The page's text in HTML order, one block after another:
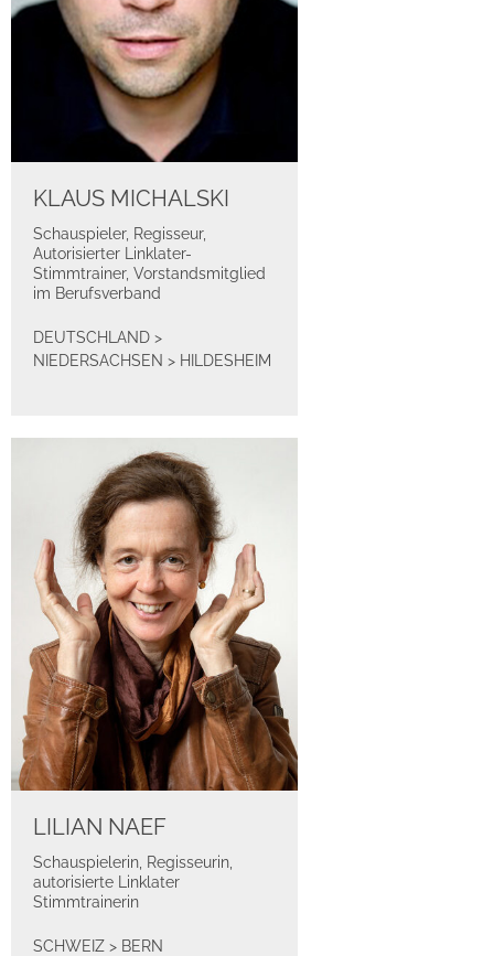
KLAUS MICHALSKI
Schauspieler, Regisseur,
Autorisierter Linklater-
Stimmtrainer, Vorstandsmitglied
im Berufsverband
DEUTSCHLAND >
NIEDERSACHSEN > HILDESHEIM
LILIAN NAEF
Schauspielerin, Regisseurin,
autorisierte Linklater
Stimmtrainerin
SCHWEIZ > BERN